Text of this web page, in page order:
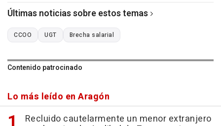
Últimas noticias sobre estos temas
CCOO UGT Brecha salarial
Contenido patrocinado
Lo más leído en Aragón
Recluido cautelarmente un menor extranjero